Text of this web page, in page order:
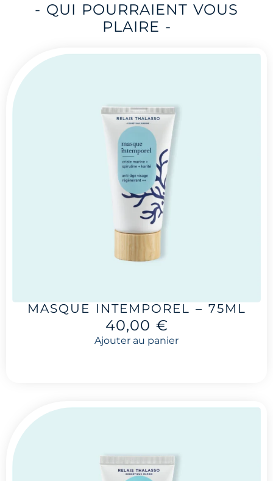
- QUI POURRAIENT VOUS
PLAIRE -
MASQUE INTEMPOREL – 75ML
40,00 €
Ajouter au panier